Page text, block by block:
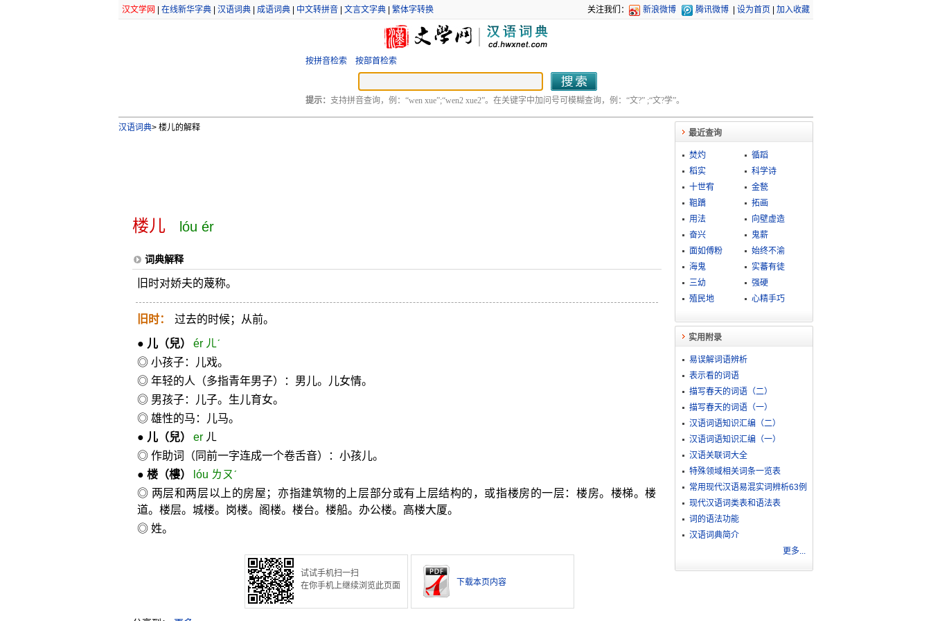
汉文学网 在线新华字典| 汉语词典| 成语词典| 中文转拼音| 文言文字典| 繁体字转换 关注我们： 新浪微博 腾讯微博 设为首页 加入收藏
按拼音检索 按部首检索
提示： 支持拼音查询，例：“wen xue”;“wen2 xue2”。在关键字中加问号可模糊查询，例：“文?” ;“文?学”。
汉语词典>楼儿的解释
楼儿 lóu ér
词典解释
旧时对娇夫的蔑称。
旧时： 过去的时候；从前。
● 儿（兒）
ér ㄦˊ
◎ 小孩子：儿戏。
◎ 年轻的人（多指青年男子）：男儿。儿女情。
◎ 男孩子：儿子。生儿育女。
◎ 雄性的马：儿马。
● 儿（兒） erㄦ
◎ 作助词（同前一字连成一个卷舌音）：小孩儿。
● 楼（樓）
lóu ㄌㄡˊ
◎ 两层和两层以上的房屋；亦指建筑物的上层部分或有上层结构的，或指楼房的一层：楼房。楼梯。楼
道。楼层。城楼。岗楼。阁楼。楼台。楼船。办公楼。高楼大厦。
◎ 姓。
试试手机扫一扫
在你手机上继续浏览此页面
下载本页内容
最近查询
焚灼
循蹈
稻实
科学诗
十世宥
金甃
靻蹻
拓画
用法
向壁虚造
奋兴
鬼薪
面如傅粉
始终不渝
海鬼
实蕃有徒
三幼
强硬
殖民地
心精手巧
实用附录
易误解词语辨析
表示看的词语
描写春天的词语（二）
描写春天的词语（一）
汉语词语知识汇编（二）
汉语词语知识汇编（一）
汉语关联词大全
特殊领域相关词条一览表
常用现代汉语易混实词辨析63例
现代汉语词类表和语法表
词的语法功能
汉语词典简介
更多...